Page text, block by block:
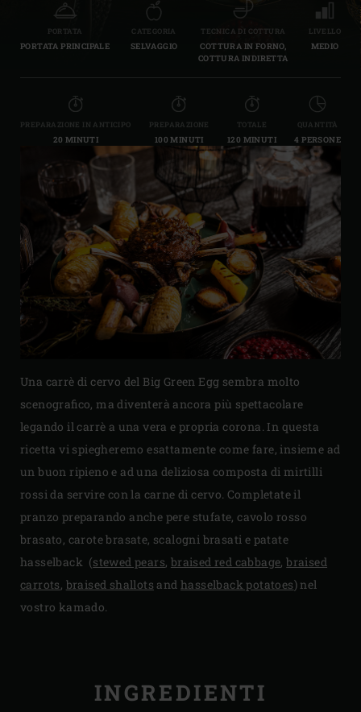
PORTATA
PORTATA PRINCIPALE
CATEGORIA
SELVAGGIO
TECNICA DI COTTURA
COTTURA IN FORNO,
COTTURA INDIRETTA
LIVELLO
MEDIO
PREPARAZIONE IN ANTICIPO
20 MINUTI
PREPARAZIONE
100 MINUTI
TOTALE
120 MINUTI
QUANTITÀ
4 PERSONE
Una carrè di cervo del Big Green Egg sembra molto
scenografico, ma diventerà ancora più spettacolare
legando il carrè a una vera e propria corona. In questa
ricetta vi spiegheremo esattamente come fare, insieme ad
un buon ripieno e ad una deliziosa composta di mirtilli
rossi da servire con la carne di cervo. Completate il
pranzo preparando anche pere stufate, cavolo rosso
brasato, carote brasate, scalogni brasati e patate
hasselback (stewed pears, braised red cabbage,braised
carrots, braised shallots andhasselback potatoes) nel
vostro kamado.
INGREDIENTI